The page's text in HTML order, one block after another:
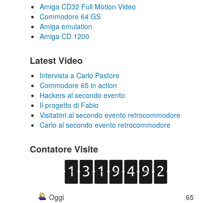
Amiga CD32 Full Motion Video
Commodore 64 GS
Amiga emulation
Amiga CD 1200
Latest Video
Intervista a Carlo Pastore
Commodore 65 in action
Hackers al secondo evento
Il progetto di Fabio
Visitatori al secondo evento retrocommodore
Carlo al secondo evento retrocommodore
Contatore Visite
Oggi 65